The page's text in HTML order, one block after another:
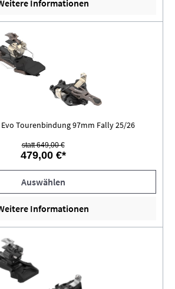
Informationen
Evo Tourenbindung 97mm Fally 25/26
statt 649,00 €
479,00 €*
Auswählen
Informationen